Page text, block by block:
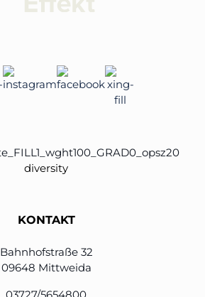
diversity
KONTAKT
Bahnhofstraße 32
09648 Mittweida
03727/5654800